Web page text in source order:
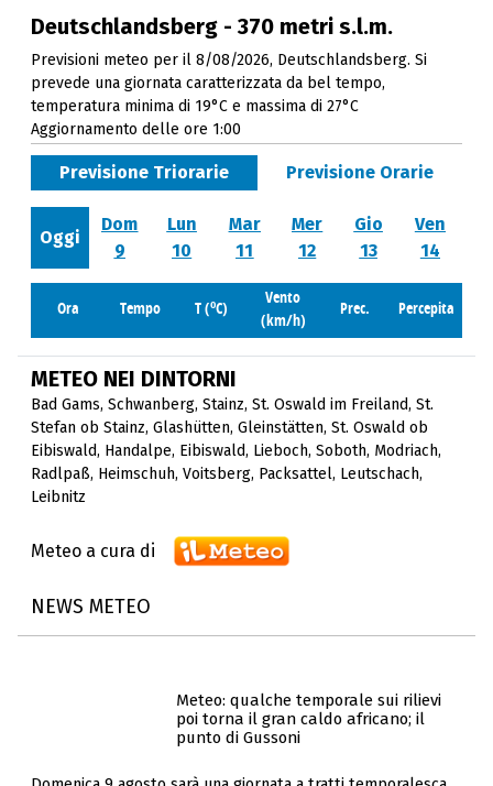
Deutschlandsberg - 370 metri s.l.m.
Previsioni meteo per il 8/08/2026, Deutschlandsberg. Si
prevede una giornata caratterizzata da bel tempo,
temperatura minima di 19°C e massima di 27°C
Aggiornamento delle ore 1:00
Previsione Triorarie Previsione Orarie
Oggi
Dom
9
Lun
10
Mar
11
Mer
12
Gio
13
Ven
14
Ora Tempo T (oC)
Vento
(km/h)
Prec. Percepita
METEO NEI DINTORNI
Bad Gams, Schwanberg, Stainz, St. Oswald im Freiland, St.
Stefan ob Stainz, Glashütten, Gleinstätten, St. Oswald ob
Eibiswald, Handalpe, Eibiswald, Lieboch, Soboth, Modriach,
Radlpaß, Heimschuh, Voitsberg, Packsattel, Leutschach,
Leibnitz
Meteo a cura di
NEWS METEO
Meteo: qualche temporale sui rilievi
poi torna il gran caldo africano; il
punto di Gussoni